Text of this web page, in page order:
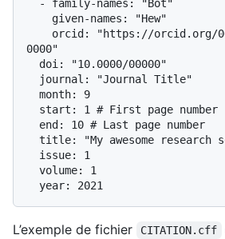
0000"
L’exemple de fichier CITATION.cff